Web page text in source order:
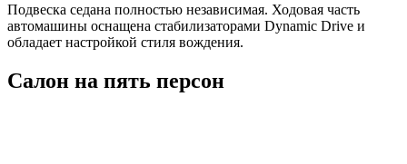
Подвеска седана полностью независимая. Ходовая часть
автомашины оснащена стабилизаторами Dynamic Drive и
обладает настройкой стиля вождения.
Салон на пять персон